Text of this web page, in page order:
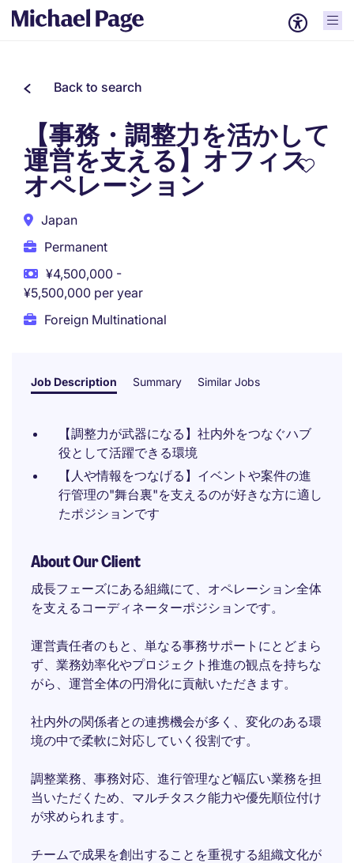
Back to search
【事務・調整力を活かして
運営を支える】オフィス
オペレーション
Japan
Permanent
¥4,500,000 -
¥5,500,000 per year
Foreign Multinational
Job Description Summary Similar Jobs
【調整力が武器になる】社内外をつなぐハブ
役として活躍できる環境
【人や情報をつなげる】イベントや案件の進
行管理の"舞台裏"を支えるのが好きな方に適し
たポジションです
About Our Client
成長フェーズにある組織にて、オペレーション全体
を支えるコーディネーターポジションです。
運営責任者のもと、単なる事務サポートにとどまら
ず、業務効率化やプロジェクト推進の観点を持ちな
がら、運営全体の円滑化に貢献いただきます。
社内外の関係者との連携機会が多く、変化のある環
境の中で柔軟に対応していく役割です。
調整業務、事務対応、進行管理など幅広い業務を担
当いただくため、マルチタスク能力や優先順位付け
が求められます。
チームで成果を創出することを重視する組織文化が